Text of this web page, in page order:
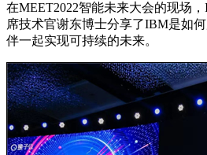
在MEET2022智能未来大会的现场
席技术官谢东博士分享了IBM是如
伴一起实现可持续的未来。